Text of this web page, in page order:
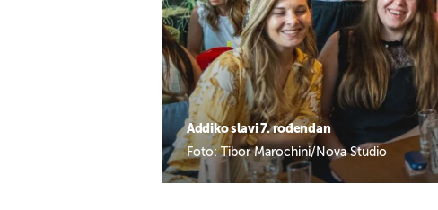
Addiko slavi 7. rođendan
Foto: Tibor Marochini/Nova Studio